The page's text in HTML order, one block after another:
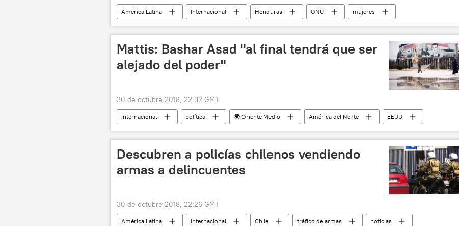
América Latina Internacional Honduras ONU
mujeres
discriminación de género
noticias
Mattis: Bashar Asad "al final tendrá que ser
alejado del poder"
30 de octubre 2018, 22:32 GMT
Internacional política 🌍 Oriente Medio América del Norte
EEUU
Siria
Bashar Asad James Mattis noticias
Descubren a policías chilenos vendiendo
armas a delincuentes
30 de octubre 2018, 22:26 GMT
América Latina Internacional Chile tráfico de armas noticias